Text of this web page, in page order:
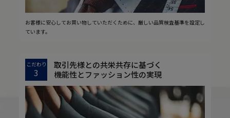
お客様に安心してお買い物していただくために、厳しい品質検査基準を設定し
ています。
こだわり
3
取引先様との共栄共存に基づく
機能性とファッション性の実現